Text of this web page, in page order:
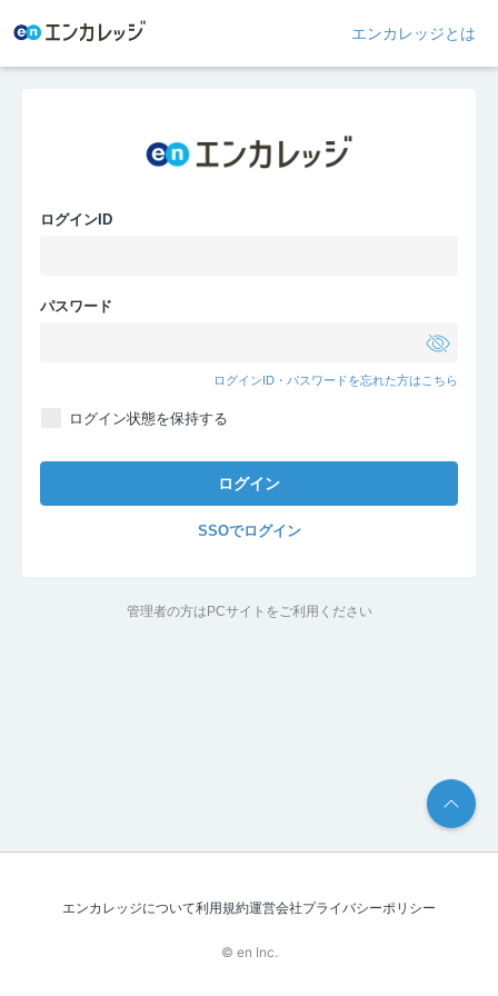
エンカレッジとは
ログインID
パスワード
ログインID・パスワードを忘れた方はこちら
ログイン状態を保持する
ログイン
SSOでログイン
管理者の方はPCサイトをご利用ください
エンカレッジについて利用規約運営会社プライバシーポリシー
© en Inc.